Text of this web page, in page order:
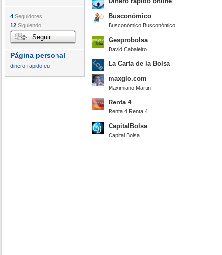
4 Seguidores
12 Siguiendo
Seguir
Página personal
dinero-rapido.eu
Busconómico
Busconómico Busconómico
Gesprobolsa
David Cabaleiro
La Carta de la Bolsa
maxglo.com
Maximiano Martin
Renta 4
Renta 4 Renta 4
CapitalBolsa
Capital Bolsa